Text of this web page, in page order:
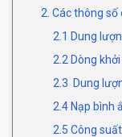
2. Các thông
2.1 Dung
2.2 Dòng
2.3 Dung
2.4 Nạp bình
2.5 Công suất